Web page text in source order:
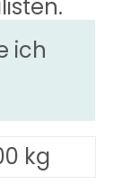
ich
kg